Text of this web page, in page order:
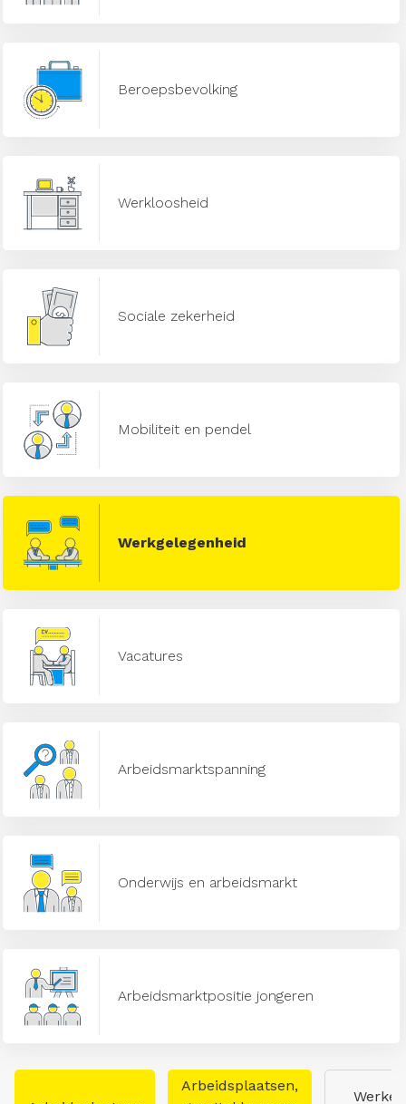
Beroepsbevolking
Werkloosheid
Sociale zekerheid
Mobiliteit en pendel
Werkgelegenheid
Vacatures
Arbeidsmarktspanning
Onderwijs en arbeidsmarkt
Arbeidsmarktpositie jongeren
Arbeidsplaatsen,